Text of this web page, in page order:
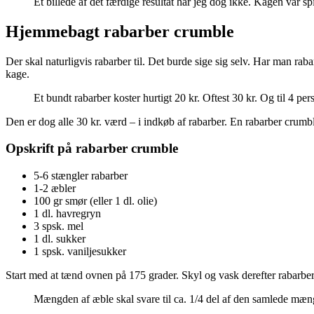
Hjemmebagt rabarber crumble
Der skal naturligvis rabarber til. Det burde sige sig selv. Har man
kage.
Et bundt rabarber koster hurtigt 20 kr. Oftest 30 kr. Og til 4
Den er dog alle 30 kr. værd – i indkøb af rabarber. En rabarber
Opskrift på rabarber crumble
5-6 stængler rabarber
1-2 æbler
100 gr smør (eller 1 dl. olie)
1 dl. havregryn
3 spsk. mel
1 dl. sukker
1 spsk. vaniljesukker
Start med at tænd ovnen på 175 grader. Skyl og vask derefter
Mængden af æble skal svare til ca. 1/4 del af den samlede